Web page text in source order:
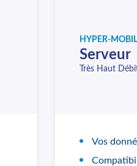
HYPER-
Serveur
Très Haut
Vos